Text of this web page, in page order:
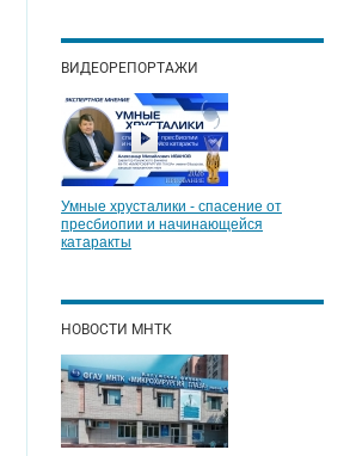
ВИДЕОРЕПОРТАЖИ
Умные хрусталики - спасение от
пресбиопии и начинающейся
катаракты
НОВОСТИ МНТК